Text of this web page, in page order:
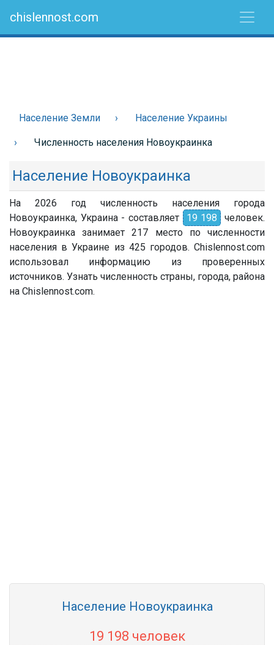
chislennost.com
Население Земли Население Украины
Численность населения Новоукраинка
Население Новоукраинка
На 2026 год численность населения города
Новоукраинка, Украина - составляет
19 198
человек.
Новоукраинка занимает 217 место по численности
населения в Украине из 425 городов. Chislennost.com
использовал информацию из проверенных
источников. Узнать численность страны, города, района
на Chislennost.com.
Население Новоукраинка
19 198 человек